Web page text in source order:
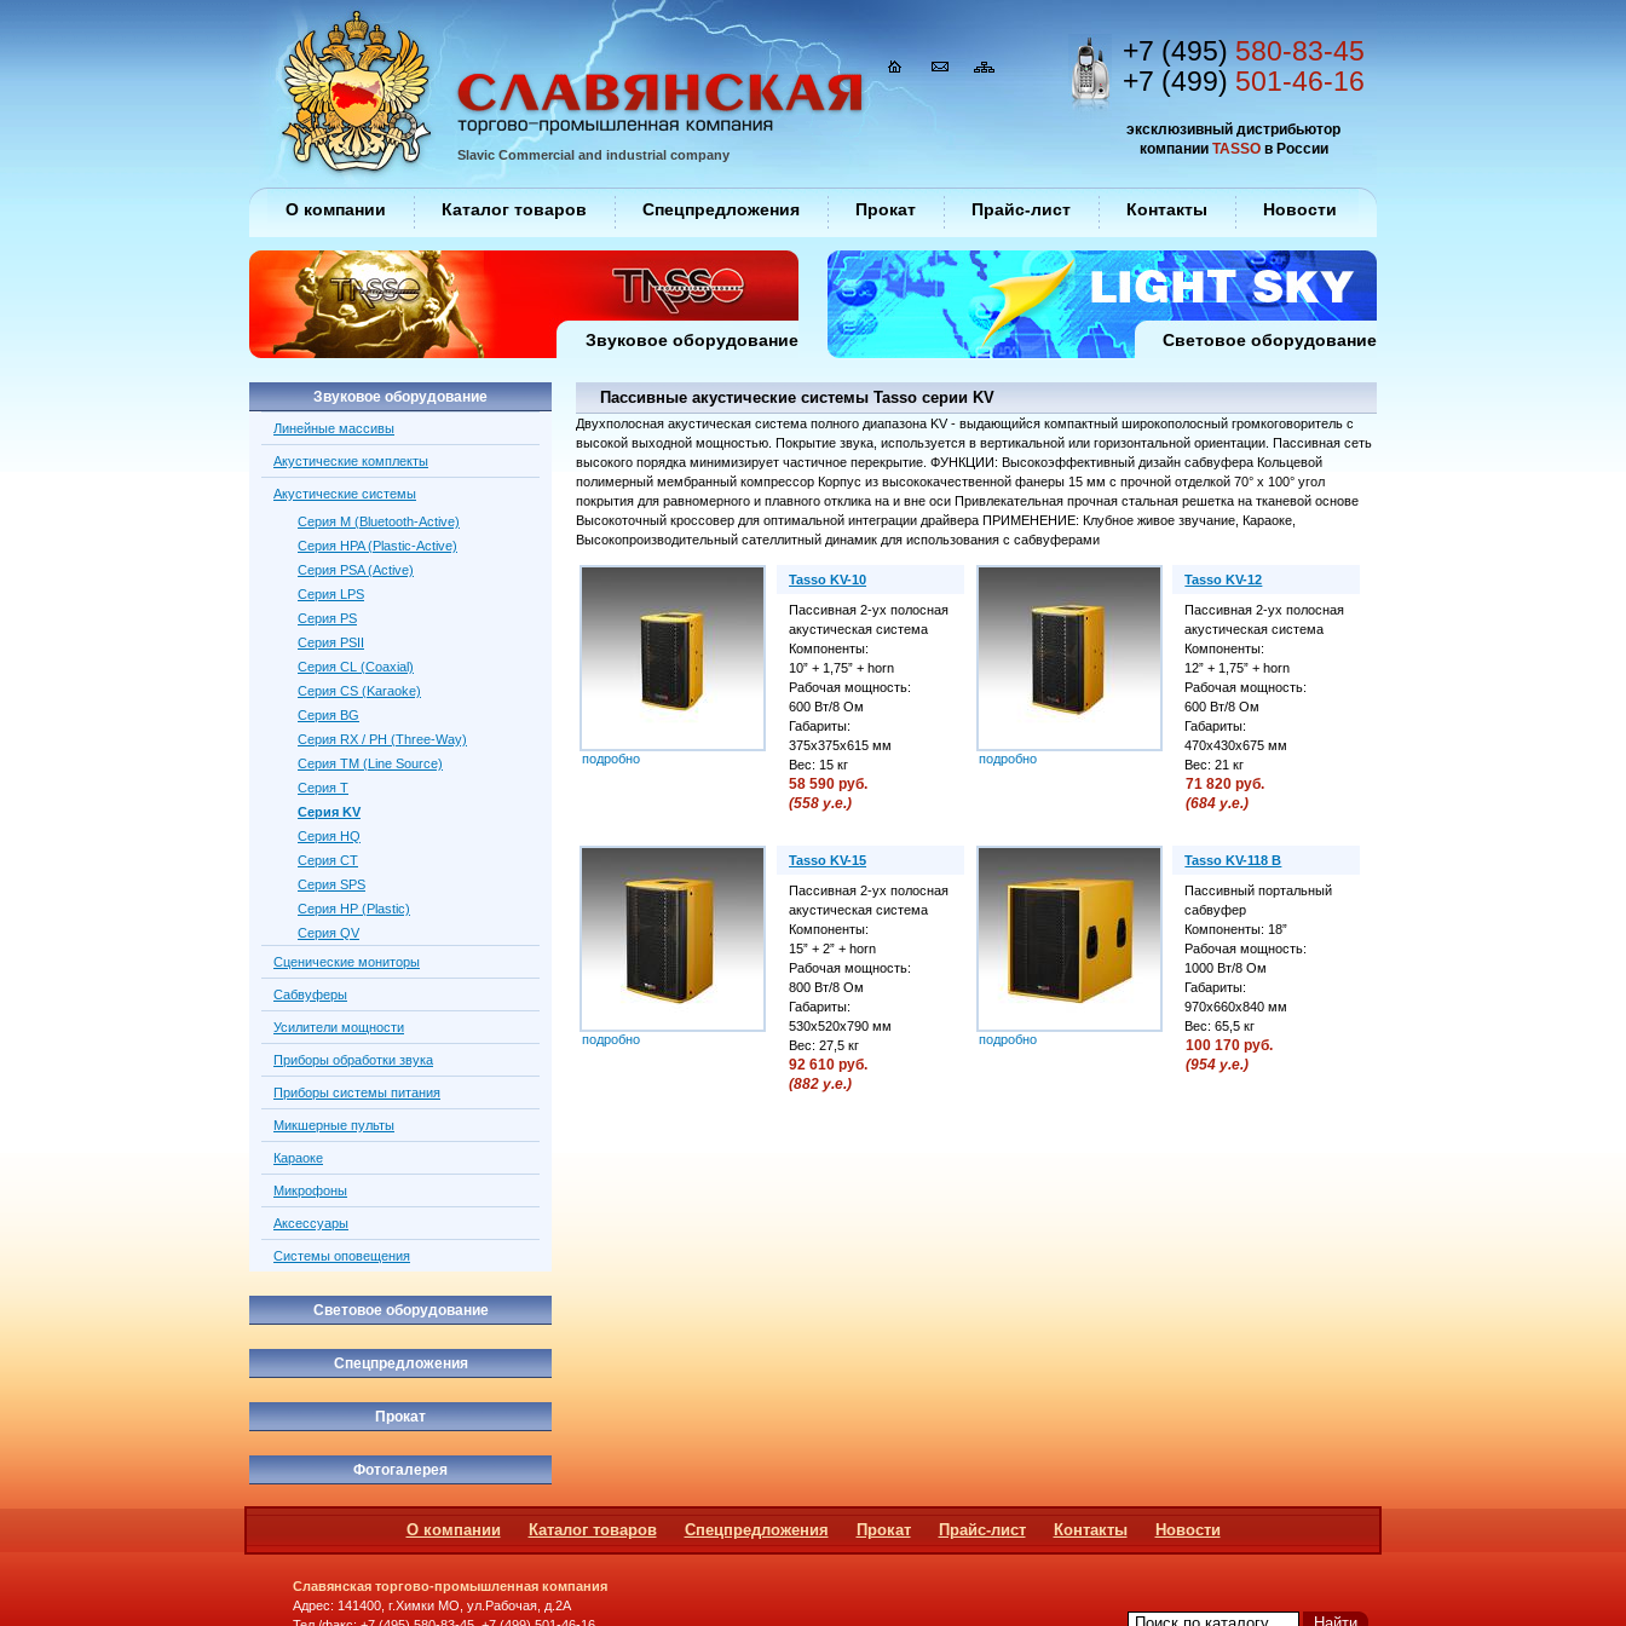
Пассивные акустические системы Tasso серии KV
Двухполосная акустическая система полного диапазона KV - выдающийся компактный широкополосный громкоговоритель с
высокой выходной мощностью. Покрытие звука, используется в вертикальной или горизонтальной ориентации. Пассивная сеть
высокого порядка минимизирует частичное перекрытие. ФУНКЦИИ: Высокоэффективный дизайн сабвуфера Кольцевой
полимерный мембранный компрессор Корпус из высококачественной фанеры 15 мм с прочной отделкой 70° x 100° угол
покрытия для равномерного и плавного отклика на и вне оси Привлекательная прочная стальная решетка на тканевой основе
Высокоточный кроссовер для оптимальной интеграции драйвера ПРИМЕНЕНИЕ: Клубное живое звучание, Караоке,
Высокопроизводительный сателлитный динамик для использования с сабвуферами
Tasso KV-10
Пассивная 2-ух полосная
акустическая система
Компоненты:
10” + 1,75” + horn
Рабочая мощность:
600 Вт/8 Ом
Габариты:
375x375x615 мм
Вес: 15 кг
подробно
58 590 руб.
(558 у.е.)
Tasso KV-12
Пассивная 2-ух полосная
акустическая система
Компоненты:
12” + 1,75” + horn
Рабочая мощность:
600 Вт/8 Ом
Габариты:
470x430x675 мм
Вес: 21 кг
подробно
71 820 руб.
(684 у.е.)
Tasso KV-15
Пассивная 2-ух полосная
акустическая система
Компоненты:
15” + 2” + horn
Рабочая мощность:
800 Вт/8 Ом
Габариты:
530x520x790 мм
Вес: 27,5 кг
подробно
92 610 руб.
(882 у.е.)
Tasso KV-118 B
Пассивный портальный
сабвуфер
Компоненты: 18”
Рабочая мощность:
1000 Вт/8 Ом
Габариты:
970x660x840 мм
Вес: 65,5 кг
подробно
100 170 руб.
(954 у.е.)
Звуковое оборудование
Линейные массивы
Акустические комплекты
Акустические системы
Серия M (Bluetooth-Active)
Серия HPA (Plastic-Active)
Серия PSA (Active)
Серия LPS
Серия PS
Серия PSII
Серия CL (Coaxial)
Серия CS (Karaoke)
Серия BG
Серия RX / PH (Three-Way)
Серия TM (Line Source)
Серия Т
Серия KV
Серия HQ
Серия CT
Серия SPS
Серия HP (Plastic)
Серия QV
Сценические мониторы
Сабвуферы
Усилители мощности
Приборы обработки звука
Приборы системы питания
Микшерные пульты
Караоке
Микрофоны
Аксессуары
Системы оповещения
Световое оборудование
Спецпредложения
Прокат
Фотогалерея
Slavic Commercial and industrial company
эксклюзивный дистрибьютор
компании TASSOв России
+7 (495) 580-83-45
+7 (499) 501-46-16
О компании Каталог товаров Спецпредложения Прокат Прайс-лист Контакты Новости
Звуковое оборудование Световое оборудование
О компании Каталог товаров Спецпредложения Прокат Прайс-лист Контакты Новости
Славянская торгово-промышленная компания
Адрес: 141400, г.Химки МО, ул.Рабочая, д.2А